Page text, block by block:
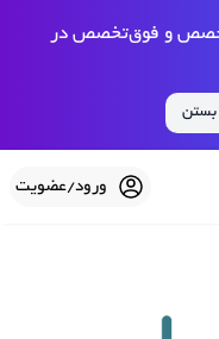
و فوق‌تخصص در
بستن
ورود/عضویت